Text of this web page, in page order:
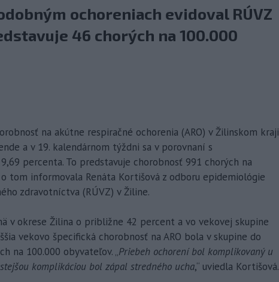
ochoreniach evidoval RÚVZ
46 chorých na 100.000
na akútne respiračné ochorenia (ARO) v Žilinskom kraji
a v 19. kalendárnom týždni sa v porovnaní s
percenta. To predstavuje chorobnosť 991 chorých na
o tom informovala Renáta Kortišová z odboru epidemiológie
zdravotníctva (RÚVZ) v Žiline.
v okrese Žilina o približne 42 percent a vo vekovej skupine
vekovo špecifická chorobnosť na ARO bola v skupine do
na 100.000 obyvateľov. „Priebeh ochorení bol komplikovaný u
komplikáciou bol zápal stredného ucha,“ uviedla Kortišová.